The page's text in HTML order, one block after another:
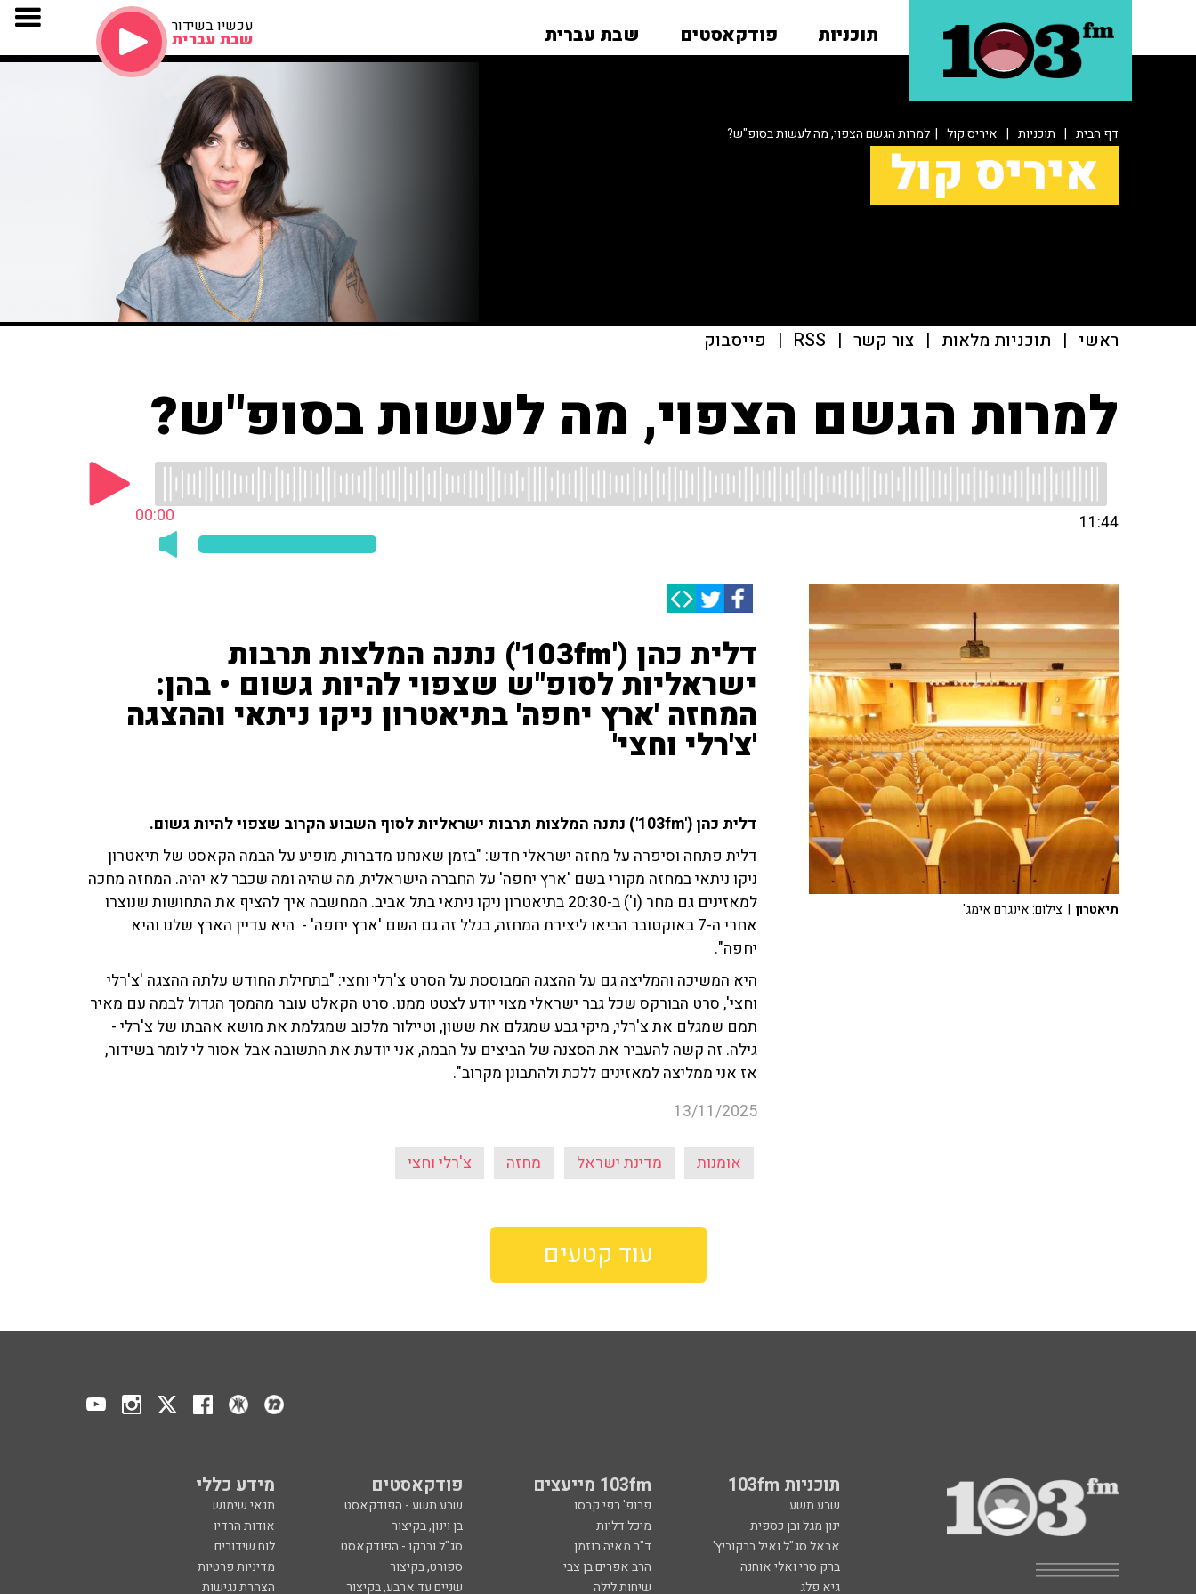
תוכניות פודקאסטים שבת עברית עכשיו בשידור
שבת עברית
דף הבית | תוכניות | איריס קול | למרות הגשם הצפוי, מה לעשות בסופ"ש?
איריס קול
ראשי | תוכניות מלאות | צור קשר |
RSS
| פייסבוק
למרות הגשם הצפוי, מה לעשות בסופ"ש?
00:00 11:44
דלית כהן ('103fm') נתנה המלצות תרבות
ישראליות לסופ"ש שצפוי להיות גשום • בהן:
המחזה 'ארץ יחפה' בתיאטרון ניקו ניתאי וההצגה
'צ'רלי וחצי'
דלית כהן ('103fm') נתנה המלצות תרבות ישראליות לסוף השבוע הקרוב שצפוי להיות גשום.
דלית פתחה וסיפרה על מחזה ישראלי חדש: "בזמן שאנחנו מדברות, מופיע על הבמה הקאסט של תיאטרון
ניקו ניתאי במחזה מקורי בשם 'ארץ יחפה' על החברה הישראלית, מה שהיה ומה שכבר לא יהיה. המחזה מחכה
למאזינים גם מחר (ו') ב-20:30 בתיאטרון ניקו ניתאי בתל אביב. המחשבה איך להציף את התחושות שנוצרו
אחרי ה-7 באוקטובר הביאו ליצירת המחזה, בגלל זה גם השם 'ארץ יחפה' - היא עדיין הארץ שלנו והיא
יחפה".
היא המשיכה והמליצה גם על ההצגה המבוססת על הסרט צ'רלי וחצי: "בתחילת החודש עלתה ההצגה 'צ'רלי
וחצי', סרט הבורקס שכל גבר ישראלי מצוי יודע לצטט ממנו. סרט הקאלט עובר מהמסך הגדול לבמה עם מאיר
תמם שמגלם את צ'רלי, מיקי גבע שמגלם את ששון, וטיילור מלכוב שמגלמת את מושא אהבתו של צ'רלי -
גילה. זה קשה להעביר את הסצנה של הביצים על הבמה, אני יודעת את התשובה אבל אסור לי לומר בשידור,
אז אני ממליצה למאזינים ללכת ולהתבונן מקרוב".
13/11/2025
אומנות מדינת ישראל מחזה צ'רלי וחצי
תיאטרון | צילום: אינגרם אימג'
עוד קטעים
תוכניות 103fm 103fm מייעצים פודקאסטים מידע כללי
שבע תשע פרופ' רפי קרסו שבע תשע - הפודקאסט
תנאי שימוש
ינון מגל ובן כספית
מיכל דליות בן וינון, בקיצור
אודות הרדיו
אראל סג"ל ואיל ברקוביץ'
ד"ר מאיה רוזמן סג"ל וברקו - הפודקאסט
לוח שידורים
ברק סרי ואלי אוחנה
הרב אפרים בן צבי ספורט, בקיצור
מדיניות פרטיות
גיא פלג
שיחות לילה שניים עד ארבע, בקיצור הצהרת נגישות